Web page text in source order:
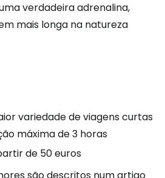
verdadeira adrenalina,
mais longa na natureza
variedade de viagens curtas
máxima de 3 horas
de 50 euros